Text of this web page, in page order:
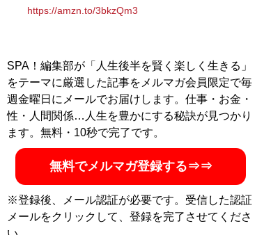
https://amzn.to/3bkzQm3
SPA！編集部が「人生後半を賢く楽しく生きる」
をテーマに厳選した記事をメルマガ会員限定で毎
週金曜日にメールでお届けします。仕事・お金・
性・人間関係…人生を豊かにする秘訣が見つかり
ます。無料・10秒で完了です。
無料でメルマガ登録する⇒⇒
※登録後、メール認証が必要です。受信した認証
メールをクリックして、登録を完了させてくださ